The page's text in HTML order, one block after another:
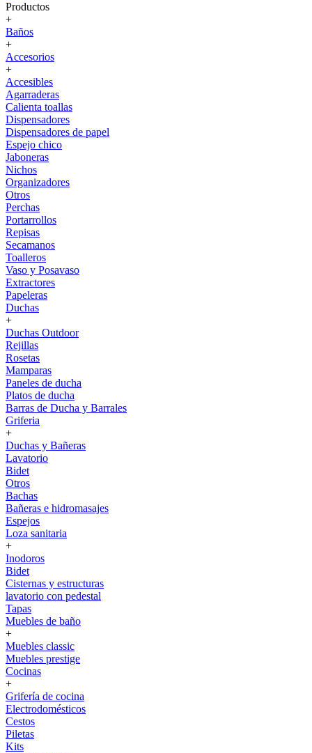
Productos
+
Baños
+
Accesorios
+
Accesibles
Agarraderas
Calienta toallas
Dispensadores
Dispensadores de papel
Espejo chico
Jaboneras
Nichos
Organizadores
Otros
Perchas
Portarrollos
Repisas
Secamanos
Toalleros
Vaso y Posavaso
Extractores
Papeleras
Duchas
+
Duchas Outdoor
Rejillas
Rosetas
Mamparas
Paneles de ducha
Platos de ducha
Barras de Ducha y Barrales
Griferia
+
Duchas y Bañeras
Lavatorio
Bidet
Otros
Bachas
Bañeras e hidromasajes
Espejos
Loza sanitaria
+
Inodoros
Bidet
Cisternas y estructuras
lavatorio con pedestal
Tapas
Muebles de baño
+
Muebles classic
Muebles prestige
Cocinas
+
Grifería de cocina
Electrodomésticos
Cestos
Piletas
Kits